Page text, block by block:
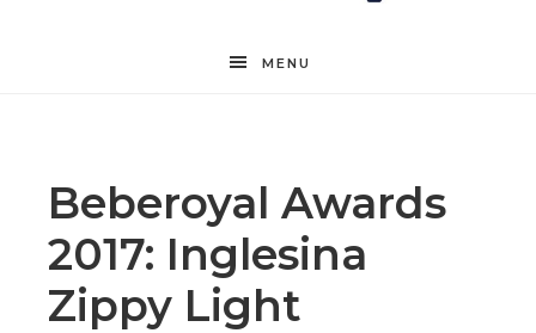
Beberoyal
MENU
Beberoyal Awards
2017: Inglesina
Zippy Light